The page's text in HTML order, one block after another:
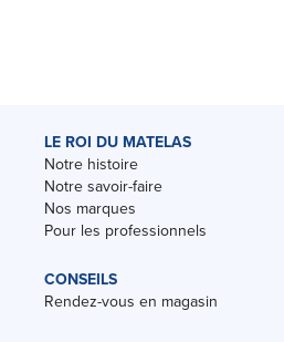
LE ROI DU MATELAS
Notre histoire
Notre savoir-faire
Nos marques
Pour les professionnels
CONSEILS
Rendez-vous en magasin